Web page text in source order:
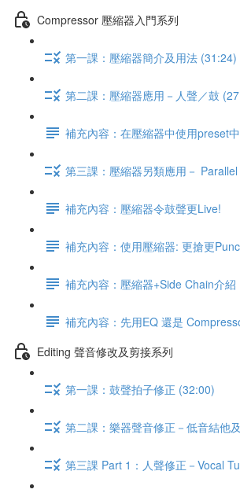
Compressor 壓縮器入門系列
第一課：壓縮器簡介及用法 (31:24)
第二課：壓縮器應用－人聲／鼓
補充內容：在壓縮器中使用preset
第三課：壓縮器另類應用－
補充內容：壓縮器令鼓聲更Live!
補充內容：使用壓縮器: 更搶更
補充內容：壓縮器+Side Chain介紹
補充內容：先用EQ 還是
Editing 聲音修改及剪接系列
第一課：鼓聲拍子修正 (32:00)
第二課：樂器聲音修正－低音結他
第三課 Part 1：人聲修正－Vocal